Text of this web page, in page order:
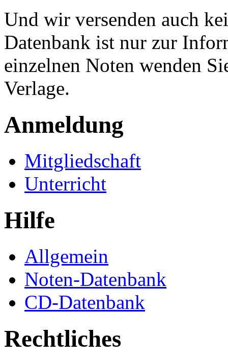
Und wir versenden auch
Datenbank ist nur zur
einzelnen Noten wenden
Verlage.
Anmeldung
Mitgliedschaft
Unterricht
Hilfe
Allgemein
Noten-Datenbank
CD-Datenbank
Rechtliches